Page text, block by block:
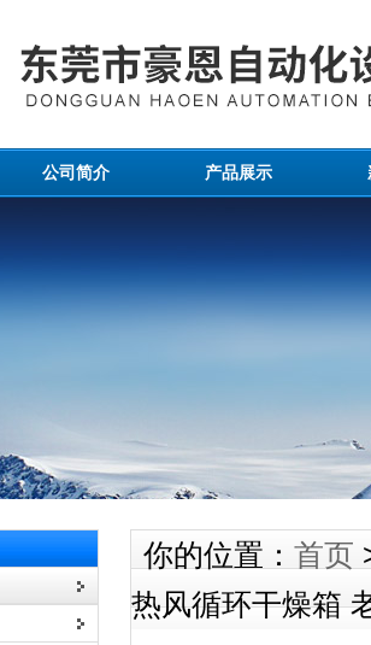
公司简介 产品展示
你的位置： 首页
热风循环干燥箱